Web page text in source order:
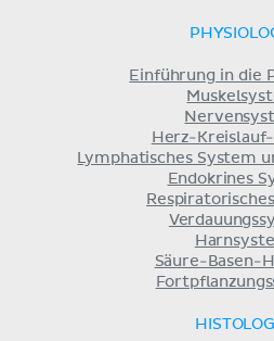
Einführung in die
Herz-
Lymphatisches System
Endokrines
Säure-Basen-